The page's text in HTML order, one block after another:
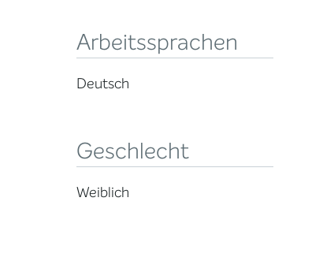
Arbeitssprachen
Deutsch
Geschlecht
Weiblich